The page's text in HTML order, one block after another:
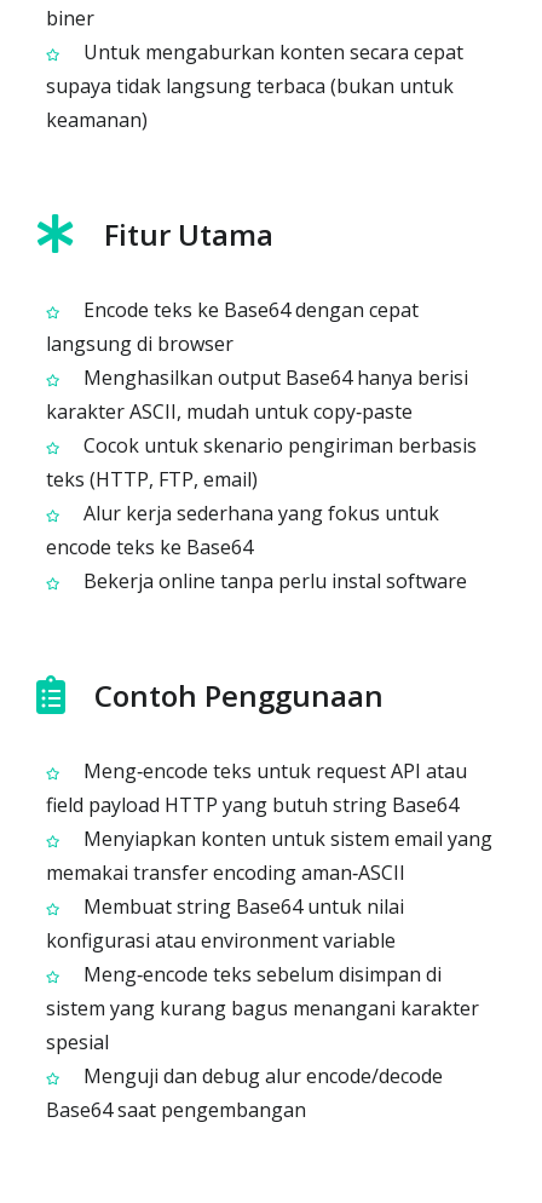
biner
Untuk mengaburkan konten secara cepat
supaya tidak langsung terbaca (bukan untuk
keamanan)
Fitur Utama
Encode teks ke Base64 dengan cepat
langsung di browser
Menghasilkan output Base64 hanya berisi
karakter ASCII, mudah untuk copy‑paste
Cocok untuk skenario pengiriman berbasis
teks (HTTP, FTP, email)
Alur kerja sederhana yang fokus untuk
encode teks ke Base64
Bekerja online tanpa perlu instal software
Contoh Penggunaan
Meng‑encode teks untuk request API atau
field payload HTTP yang butuh string Base64
Menyiapkan konten untuk sistem email yang
memakai transfer encoding aman‑ASCII
Membuat string Base64 untuk nilai
konfigurasi atau environment variable
Meng‑encode teks sebelum disimpan di
sistem yang kurang bagus menangani karakter
spesial
Menguji dan debug alur encode/decode
Base64 saat pengembangan